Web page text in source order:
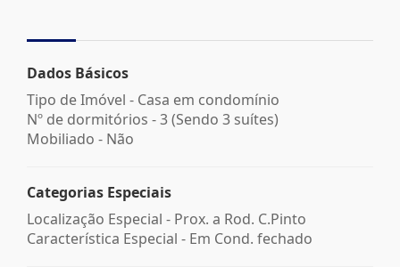
Dados Básicos
Tipo de Imóvel - Casa em condomínio
Nº de dormitórios - 3 (Sendo 3 suítes)
Mobiliado - Não
Categorias Especiais
Localização Especial - Prox. a Rod. C.Pinto
Característica Especial - Em Cond. fechado